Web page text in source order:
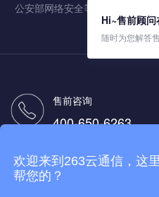
公安部网络安全等级保护认证
售前咨询
400-650-6263
400-650-9263
Hi~售前顾问
随时为您解答
欢迎来到263云通信，这
帮您的？